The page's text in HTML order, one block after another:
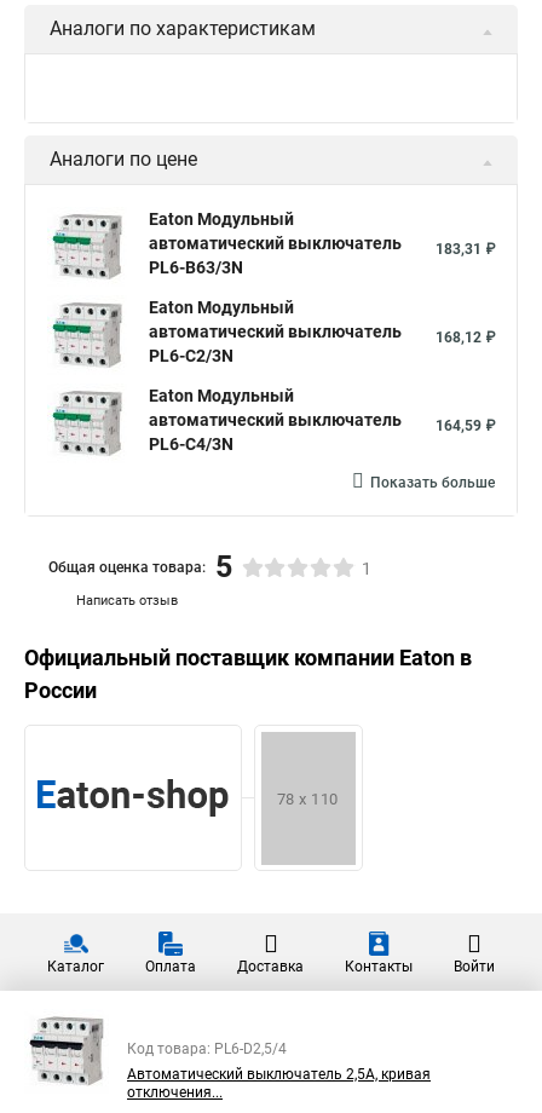
Аналоги по характеристикам
Аналоги по цене
Eaton Модульный
автоматический выключатель
PL6-B63/3N
183,31 ₽
Eaton Модульный
автоматический выключатель
PL6-C2/3N
168,12 ₽
Eaton Модульный
автоматический выключатель
PL6-C4/3N
164,59 ₽
Показать больше
Написать отзыв
Общая оценка товара: 5 1
Официальный поставщик компании Eaton в
России
Каталог Оплата Доставка Контакты Войти
Код товара: PL6-D2,5/4
Автоматический выключатель 2,5А, кривая
отключения...